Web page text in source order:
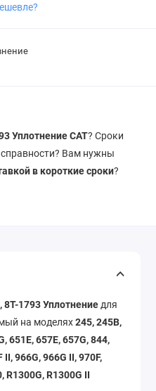
Уплотнение CAT? Сроки
Вам нужны
в короткие сроки?
8T-1793 Уплотнение для
на моделях245, 245B,
651E, 657E, 657G, 844,
II, 966G, 966G II, 970F,
R1300G, R1300G II